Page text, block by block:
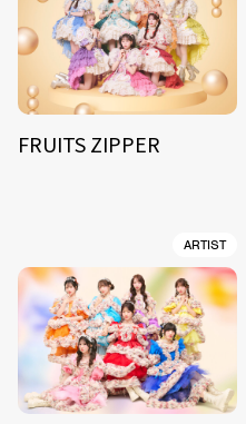
FRUITS ZIPPER
ARTIST